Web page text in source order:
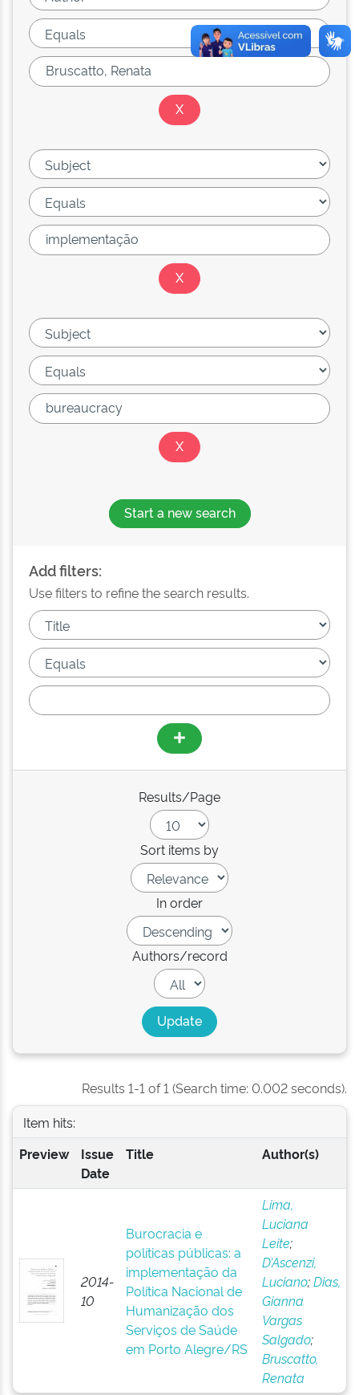
Start a new search
Add filters:
Use filters to refine the search results.
Results/Page
Sort items by
In order
Authors/record
Results 1-1 of 1 (Search time: 0.002 seconds).
Item hits:
Preview
Issue
Date
Title Author(s)
2014-
10
Burocracia e
políticas públicas: a
implementação da
Política Nacional de
Humanização dos
Serviços de Saúde
em Porto Alegre/RS
Lima,
Luciana
Leite;
D’Ascenzi,
Luciano;Dias,
Gianna
Vargas
Salgado;
Bruscatto,
Renata